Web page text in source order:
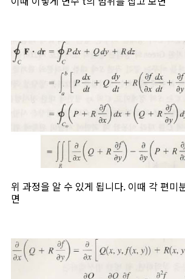
위 과정을 알 수 있게 됩니다. 이때 각 편미
면